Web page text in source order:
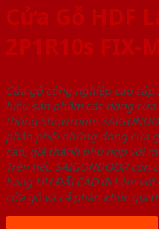
Cửa Gỗ HDF
2P1R10s FIX-
Cửa gỗ công nghiệp cao cấp
hiệu sản phẩm các dòng
thống Showroom
phân phối những dòng cửa
cao, giá thành phù hợp với
Trên hết, SAIGONDOOR
hàng ƯU ĐÃI CAO đi kèm
cửa gỗ và cả phân khúc giá